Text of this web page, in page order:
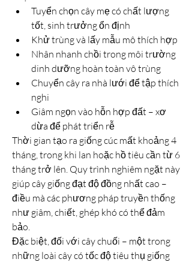
Tuyển chọn cây mẹ có chất lượng
tốt, sinh trưởng ổn định
Khử trùng và lấy mẫu mô thích hợp
Nhân nhanh chồi trong môi trường
dinh dưỡng hoàn toàn vô trùng
Chuyển cây ra nhà lưới để tập thích
nghi
Giâm ngọn vào hỗn hợp đất – xơ
dừa để phát triển rễ
Thời gian tạo ra giống cúc mất khoảng 4
tháng, trong khi lan hoặc hồ tiêu cần từ 6
tháng trở lên. Quy trình nghiêm ngặt này
giúp cây giống đạt độ đồng nhất cao –
điều mà các phương pháp truyền thống
như giâm, chiết, ghép khó có thể đảm
bảo.
Đặc biệt, đối với cây chuối – một trong
những loài cây có tốc độ tiêu thụ giống